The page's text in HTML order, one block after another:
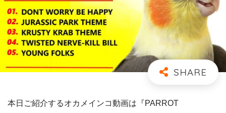
本日ご紹介するオカメインコ動画は『PARROT